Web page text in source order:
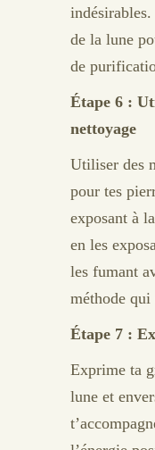
de la lune
de
Étape 6 :
nettoyage
Utiliser des
pour tes
exposant à
en les
les fumant
méthode qui
Étape 7 :
Exprime ta
lune et